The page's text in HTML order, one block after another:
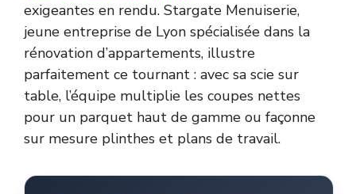
exigeantes en rendu. Stargate Menuiserie,
jeune entreprise de Lyon spécialisée dans la
rénovation d’appartements, illustre
parfaitement ce tournant : avec sa scie sur
table, l’équipe multiplie les coupes nettes
pour un parquet haut de gamme ou façonne
sur mesure plinthes et plans de travail.